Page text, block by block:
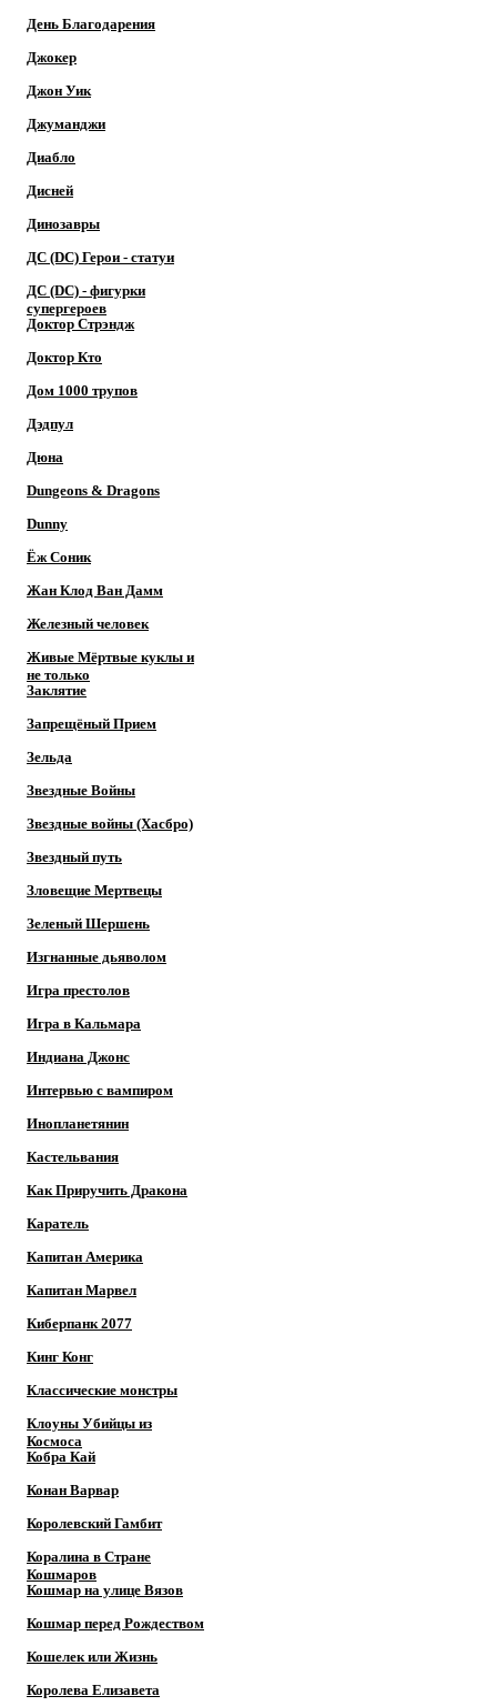
День Благодарения
Джокер
Джон Уик
Джуманджи
Диабло
Дисней
Динозавры
ДС (DC) Герои - cтатуи
ДС (DC) - фигурки
супергероев
Доктор Cтрэндж
Доктор Кто
Дом 1000 трупов
Дэдпул
Дюна
Dungeons & Dragons
Dunny
Ёж Соник
Жан Клод Ван Дамм
Железный человек
Живые Мёртвые куклы и
не только
Заклятие
Запрещёный Прием
Зельда
Звездные Войны
Звездные войны (Хасбро)
Звездный путь
Зловещие Мертвецы
Зеленый Шершень
Изгнанные дьяволом
Игра престолов
Игра в Кальмара
Индиана Джонс
Интервью с вампиром
Инопланетянин
Кастельвания
Как Приручить Дракона
Каратель
Капитан Америка
Капитан Марвел
Киберпанк 2077
Кинг Конг
Классические монстры
Клоуны Убийцы из
Космоса
Кобра Кай
Конан Варвар
Королевский Гамбит
Коралина в Стране
Кошмаров
Кошмар на улице Вязов
Кошмар перед Рождеством
Кошелек или Жизнь
Королева Елизавета